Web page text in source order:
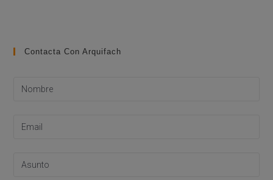
Contacta Con Arquifach